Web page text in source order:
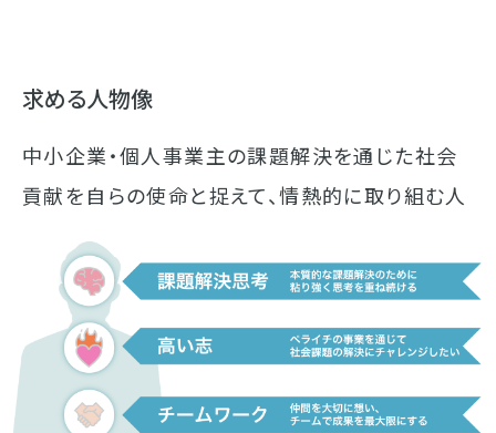
求める人物像
中小企業・個人事業主の課題解決を通じた社会
貢献を自らの使命と捉えて、情熱的に取り組む人